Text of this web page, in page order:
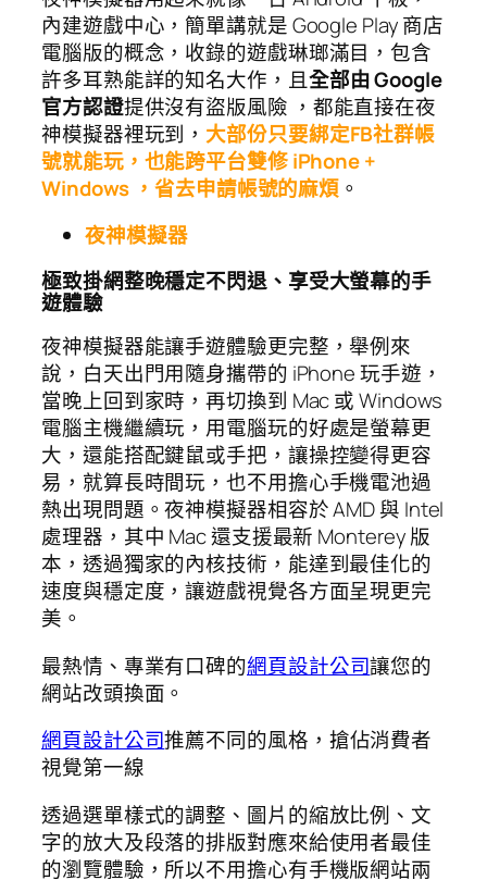
內建遊戲中心，簡單講就是 Google Play 商店
電腦版的概念，收錄的遊戲琳瑯滿目，包含
許多耳熟能詳的知名大作，且全部由 Google
官方認證提供沒有盜版風險 ，都能直接在夜
神模擬器裡玩到， 大部份只要綁定FB社群帳
號就能玩，也能跨平台雙修 iPhone +
Windows ，省去申請帳號的麻煩 。
夜神模擬器
極致掛網整晚穩定不閃退、享受大螢幕的手
遊體驗
夜神模擬器能讓手遊體驗更完整，舉例來
說，白天出門用隨身攜帶的 iPhone 玩手遊，
當晚上回到家時，再切換到 Mac 或 Windows
電腦主機繼續玩，用電腦玩的好處是螢幕更
大，還能搭配鍵鼠或手把，讓操控變得更容
易，就算長時間玩，也不用擔心手機電池過
熱出現問題。夜神模擬器相容於 AMD 與 Intel
處理器，其中 Mac 還支援最新 Monterey 版
本，透過獨家的內核技術，能達到最佳化的
速度與穩定度，讓遊戲視覺各方面呈現更完
美。
最熱情、專業有口碑的網頁設計公司讓您的
網站改頭換面。
網頁設計公司推薦不同的風格，搶佔消費者
視覺第一線
透過選單樣式的調整、圖片的縮放比例、文
字的放大及段落的排版對應來給使用者最佳
的瀏覽體驗，所以不用擔心有手機版網站兩